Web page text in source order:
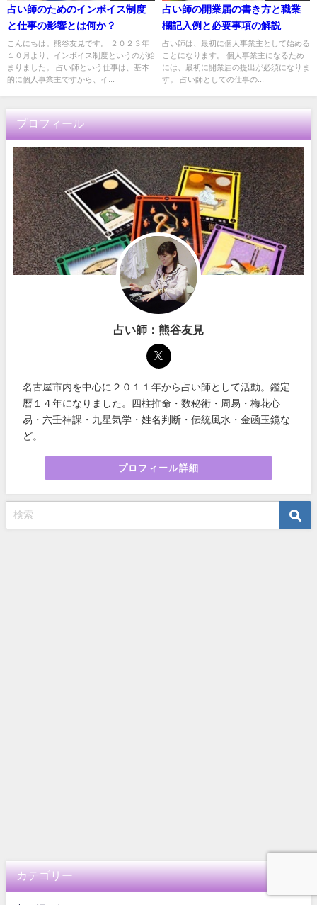
占い師のためのインボイス制度
と仕事の影響とは何か？
こんにちは。熊谷友見です。 ２０２３年
１０月より、インボイス制度というのが始
まりました。 占い師という仕事は、基本
的に個人事業主ですから、イ...
占い師の開業届の書き方と職業
欄記入例と必要事項の解説
占い師は、最初に個人事業主として始める
ことになります。 個人事業主になるため
には、最初に開業届の提出が必須になりま
す。 占い師としての仕事の...
プロフィール
占い師：熊谷友見
名古屋市内を中心に２０１１年から占い師として活動。鑑定
暦１４年になりました。四柱推命・数秘術・周易・梅花心
易・六壬神課・九星気学・姓名判断・伝統風水・金函玉鏡な
ど。
プロフィール詳細
カテゴリー